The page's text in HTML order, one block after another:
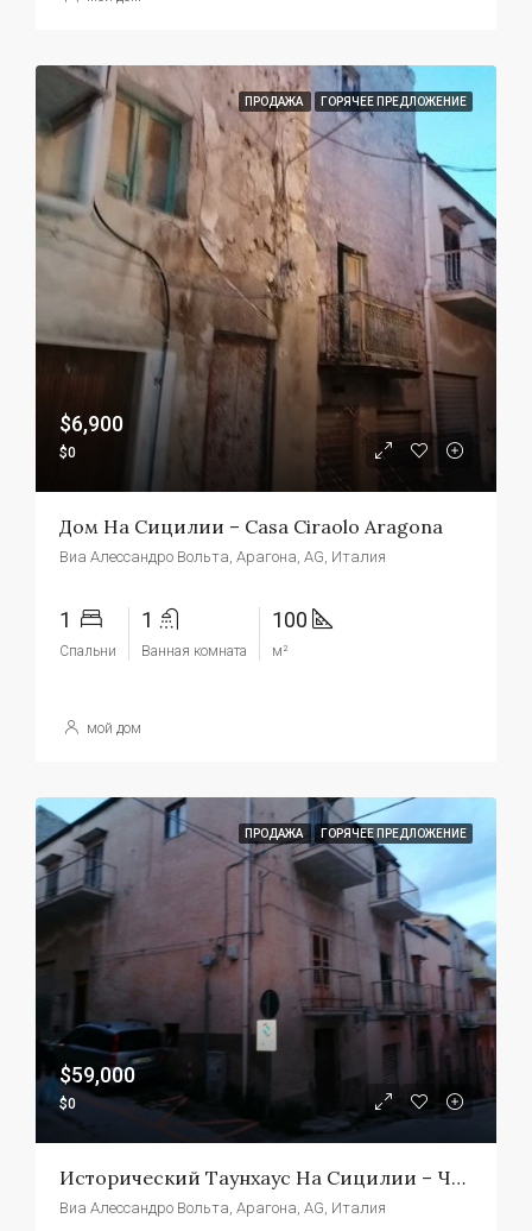
ПРОДАЖА ГОРЯЧЕЕ ПРЕДЛОЖЕНИЕ
$6,900
$0
Дом На Сицилии – Casa Ciraolo Aragona
Виа Алессандро Вольта, Арагона, AG, Италия
1
Спальни
1
Ванная комната
100
м²
мой дом
ПРОДАЖА ГОРЯЧЕЕ ПРЕДЛОЖЕНИЕ
$59,000
$0
Исторический Таунхаус На Сицилии – Чираоло Арагона
Виа Алессандро Вольта, Арагона, AG, Италия